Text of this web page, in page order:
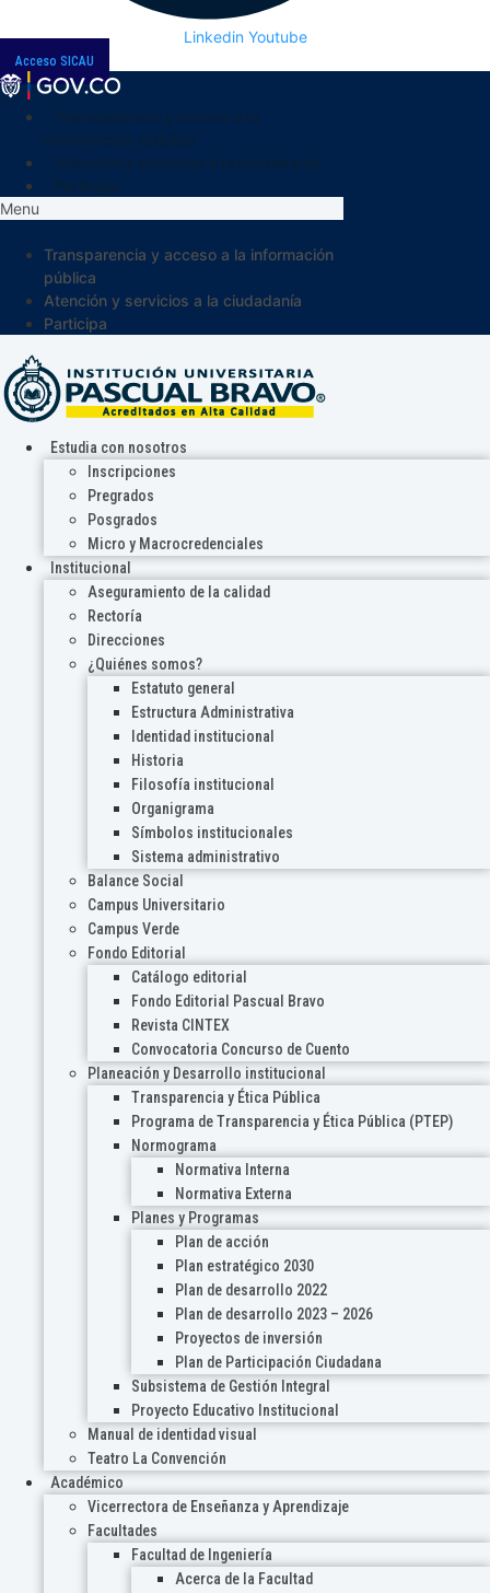
Linkedin Youtube
Acceso SICAU
Menu
Transparencia y acceso a la información
pública
Atención y servicios a la ciudadanía
Participa
Estudia con nosotros
Inscripciones
Pregrados
Posgrados
Micro y Macrocredenciales
Institucional
Aseguramiento de la calidad
Rectoría
Direcciones
¿Quiénes somos?
Estatuto general
Estructura Administrativa
Identidad institucional
Historia
Filosofía institucional
Organigrama
Símbolos institucionales
Sistema administrativo
Balance Social
Campus Universitario
Campus Verde
Fondo Editorial
Catálogo editorial
Fondo Editorial Pascual Bravo
Revista CINTEX
Convocatoria Concurso de Cuento
Planeación y Desarrollo institucional
Transparencia y Ética Pública
Programa de Transparencia y Ética Pública (PTEP)
Normograma
Normativa Interna
Normativa Externa
Planes y Programas
Plan de acción
Plan estratégico 2030
Plan de desarrollo 2022
Plan de desarrollo 2023 – 2026
Proyectos de inversión
Plan de Participación Ciudadana
Subsistema de Gestión Integral
Proyecto Educativo Institucional
Manual de identidad visual
Teatro La Convención
Académico
Vicerrectora de Enseñanza y Aprendizaje
Facultades
Facultad de Ingeniería
Acerca de la Facultad